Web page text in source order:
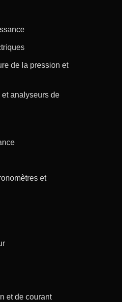
de la pression et
analyseurs de
et
et de courant